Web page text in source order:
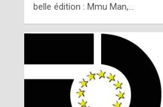
m
belle édition : Mmu Man,…